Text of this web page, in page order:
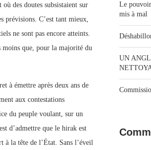
des doutes subsistaient sur
prévisions. C’est tant mieux,
ne sont pas encore atteints.
moins que, pour la majorité du
à émettre après deux ans de
aux contestations
du peuple voulant, sur un
d’admettre que le hirak est
à la tête de l’État. Sans l’éveil
Le
mis à mal
UN